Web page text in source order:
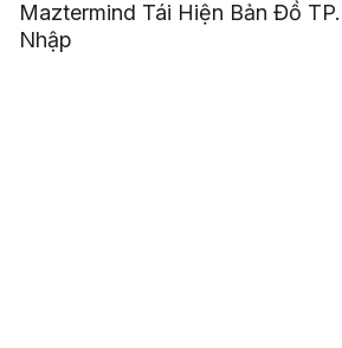
Maztermind Tái Hiện Bản Đồ
Nhập